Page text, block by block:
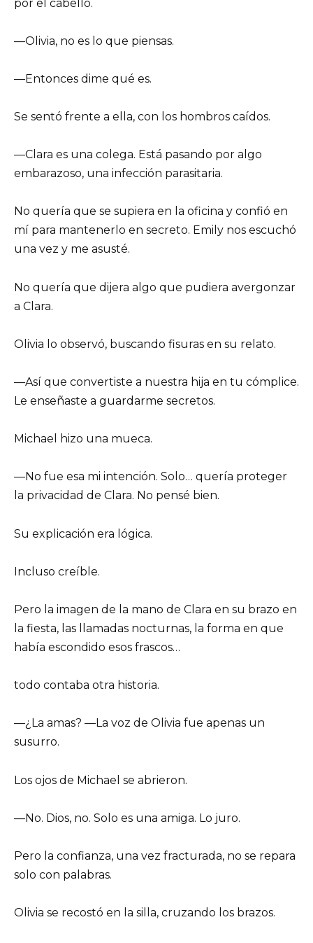
por el cabello.
—Olivia, no es lo que piensas.
—Entonces dime qué es.
Se sentó frente a ella, con los hombros caídos.
—Clara es una colega. Está pasando por algo
embarazoso, una infección parasitaria.
No quería que se supiera en la oficina y confió en
mí para mantenerlo en secreto. Emily nos escuchó
una vez y me asusté.
No quería que dijera algo que pudiera avergonzar
a Clara.
Olivia lo observó, buscando fisuras en su relato.
—Así que convertiste a nuestra hija en tu cómplice.
Le enseñaste a guardarme secretos.
Michael hizo una mueca.
—No fue esa mi intención. Solo… quería proteger
la privacidad de Clara. No pensé bien.
Su explicación era lógica.
Incluso creíble.
Pero la imagen de la mano de Clara en su brazo en
la fiesta, las llamadas nocturnas, la forma en que
había escondido esos frascos…
todo contaba otra historia.
—¿La amas? —La voz de Olivia fue apenas un
susurro.
Los ojos de Michael se abrieron.
—No. Dios, no. Solo es una amiga. Lo juro.
Pero la confianza, una vez fracturada, no se repara
solo con palabras.
Olivia se recostó en la silla, cruzando los brazos.